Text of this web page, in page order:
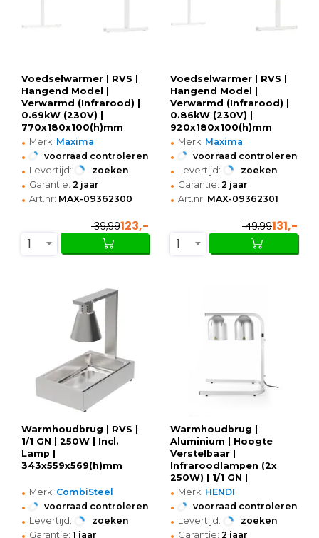
Voedselwarmer | RVS |
Hangend Model |
Verwarmd (Infrarood) |
0.69kW (230V) |
770x180x100(h)mm
• Merk: Maxima
• voorraad controleren
• Levertijd: zoeken
• Garantie: 2 jaar
• Art.nr: MAX-09362300
139,99123,-
1
Voedselwarmer | RVS |
Hangend Model |
Verwarmd (Infrarood) |
0.86kW (230V) |
920x180x100(h)mm
• Merk: Maxima
• voorraad controleren
• Levertijd: zoeken
• Garantie: 2 jaar
• Art.nr: MAX-09362301
149,99131,-
1
Warmhoudbrug | RVS |
1/1 GN | 250W | Incl.
Lamp |
343x559x569(h)mm
• Merk: CombiSteel
• voorraad controleren
• Levertijd: zoeken
Garantie: 1 jaar
Warmhoudbrug |
Aluminium | Hoogte
Verstelbaar |
Infraroodlampen (2x
250W) | 1/1 GN |
453x360x790(h)mm
• Merk: HENDI
• voorraad controleren
• Levertijd: zoeken
Garantie: 2 jaar